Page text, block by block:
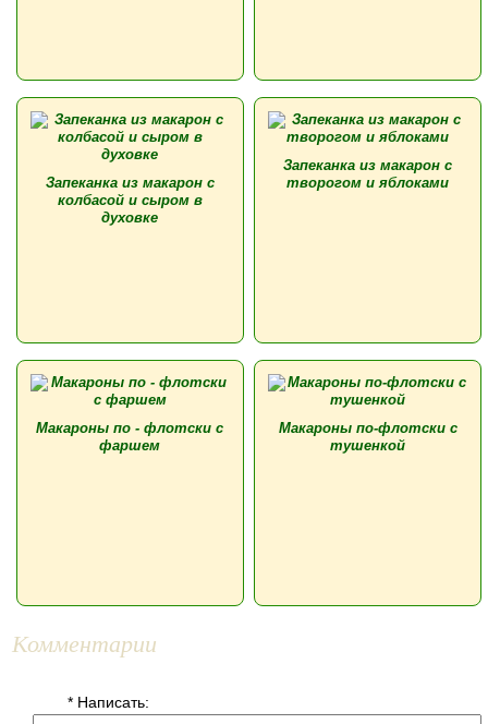
Запеканка из макарон с
колбасой и сыром в
духовке
Запеканка из макарон с
творогом и яблоками
Макароны по - флотски с
фаршем
Макароны по-флотски с
тушенкой
Комментарии
* Написать: